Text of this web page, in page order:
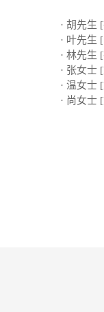
· 胡先生
· 叶先生
· 林先生
· 张女士
· 温女士
· 尚女士